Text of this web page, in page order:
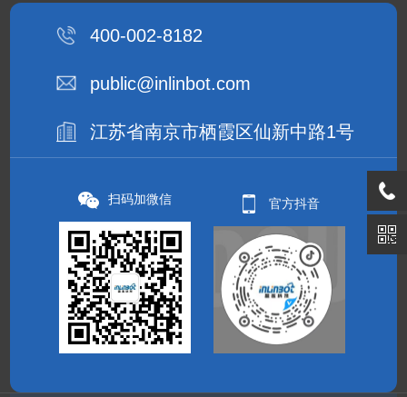
400-002-8182
public@inlinbot.com
江苏省南京市栖霞区仙新中路1号
扫码加微信 官方抖音